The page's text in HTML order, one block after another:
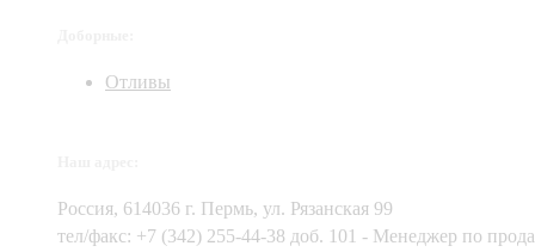
Отливы
Россия, 614036 г. Пермь, ул. Рязанская 99
тел/факс: +7 (342) 255-44-38 доб. 101 - Менеджер по